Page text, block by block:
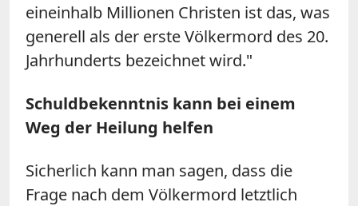
eineinhalb Millionen Christen ist das, was
generell als der erste Völkermord des 20.
Jahrhunderts bezeichnet wird."
Schuldbekenntnis kann bei einem
Weg der Heilung helfen
Sicherlich kann man sagen, dass die
Frage nach dem Völkermord letztlich